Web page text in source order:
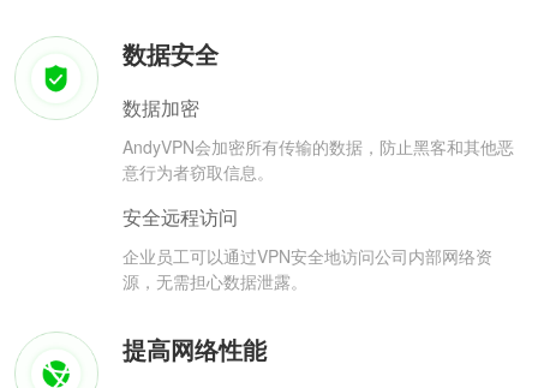
数据安全
数据加密
AndyVPN会加密所有传输的数据，防止黑客和其他恶
意行为者窃取信息。
安全远程访问
企业员工可以通过VPN安全地访问公司内部网络资
源，无需担心数据泄露。
提高网络性能